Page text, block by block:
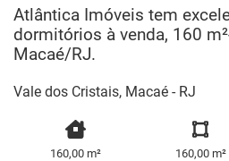
Atlântica Imóveis tem
dormitórios à venda, 160
Macaé/RJ.
Vale dos Cristais, Macaé - RJ
160,00 m² 160,00 m²